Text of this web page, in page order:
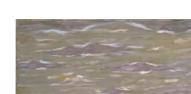
CATALOGUE DES
VOL. 1 : LES